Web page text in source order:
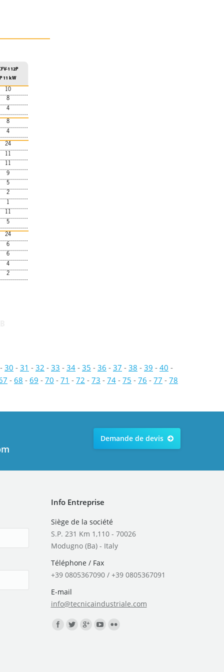
10
8
4
8
4
24
11
11
9
5
2
1
11
5
24
6
6
4
2
112P
P 11 kW
- 30 - 31 - 32 - 33 - 34 - 35 - 36 - 37 - 38 - 39 - 40 -
- 68 - 69 - 70 - 71 - 72 - 73 - 74 - 75 - 76 - 77 - 78
Demande de devis
Info Entreprise
Siège de la société
S.P. 231 Km 1,110 - 70026
Modugno (Ba) - Italy
Téléphone / Fax
+39 0805367090 / +39 0805367091
E-mail
info@tecnicaindustriale.com
Trouvez nous sur :